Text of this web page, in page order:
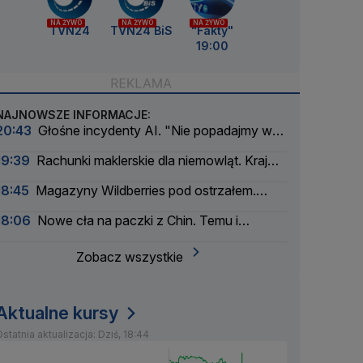
NA ŻYWO
TVN24
NA ŻYWO
TVN24 BiS
NA ŻYWO
"Fakty"
19:00
INFORMACJE:
Głośne incydenty AI. "Nie popadajmy w
Rachunki maklerskie dla niemowląt. Kraj
Magazyny Wildberries pod ostrzałem.
Nowe cła na paczki z Chin. Temu i
Zobacz wszystkie
kursy
aktualizacja: Dziś, 18:44